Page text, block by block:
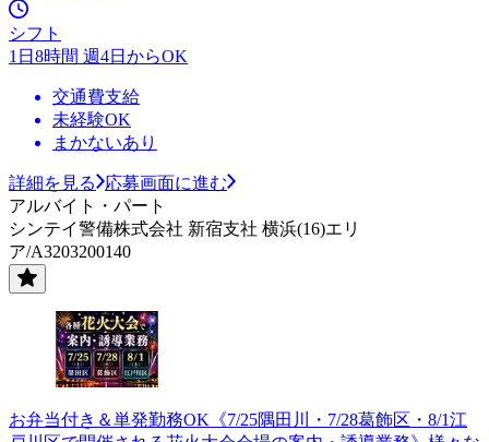
シフト
1日8時間 週4日からOK
交通費支給
未経験OK
まかないあり
詳細を見る
応募画面に進む
アルバイト・パート
シンテイ警備株式会社 新宿支社 横浜(16)エリ
ア/A3203200140
お弁当付き＆単発勤務OK《7/25隅田川・7/28葛飾区・8/1江